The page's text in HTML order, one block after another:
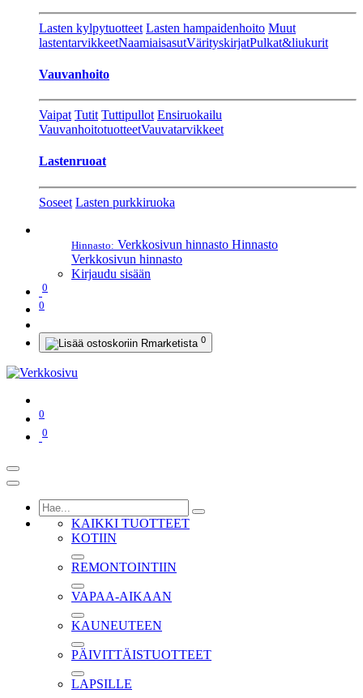
Lasten kylpytuotteet Lasten hampaidenhoito Muut
lastentarvikkeetNaamiaisasutVärityskirjatPulkat&liukurit
Vauvanhoito
Vaipat Tutit Tuttipullot Ensiruokailu
VauvanhoitotuotteetVauvatarvikkeet
Lastenruoat
Soseet Lasten purkkiruoka
Hinnasto: Verkkosivun hinnasto Hinnasto
Verkkosivun hinnasto
Kirjaudu sisään
0
0
0
0
0
KAIKKI TUOTTEET
KOTIIN
REMONTOINTIIN
VAPAA-AIKAAN
KAUNEUTEEN
PÄIVITTÄISTUOTTEET
LAPSILLE